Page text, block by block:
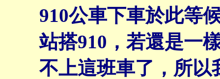
910公車下車於此等
站搭910，若還是一
不上這班車了，所以